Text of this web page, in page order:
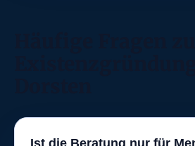
Ist die Beratung nur für